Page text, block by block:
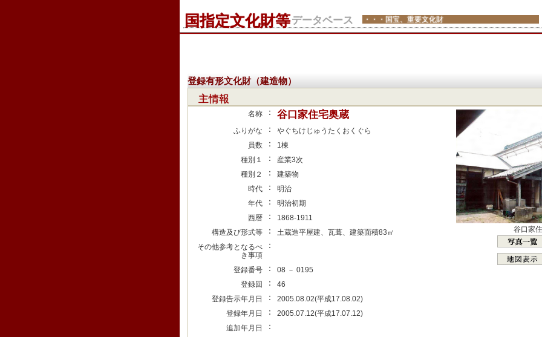
国指定文化財等データベース ・・・国宝、重要文化財
登録有形文化財（建造物）
主情報
名称 ： 谷口家住宅奥蔵
ふりがな ：
やぐちけじゅうたくおくぐら
員数
：
1棟
種別１
：
産業3次
種別２
：
建築物
時代
：
明治
年代
：
明治初期
西暦
：
1868-1911
構造及び形式等
：
土蔵造平屋建、瓦葺、建築面積83㎡
その他参考となるべ
き事項
：
登録番号 ：
08 － 0195
登録回
：
46
登録告示年月日
：
2005.08.02(平成17.08.02)
登録年月日
：
2005.07.12(平成17.07.12)
追加年月日
：
谷口家